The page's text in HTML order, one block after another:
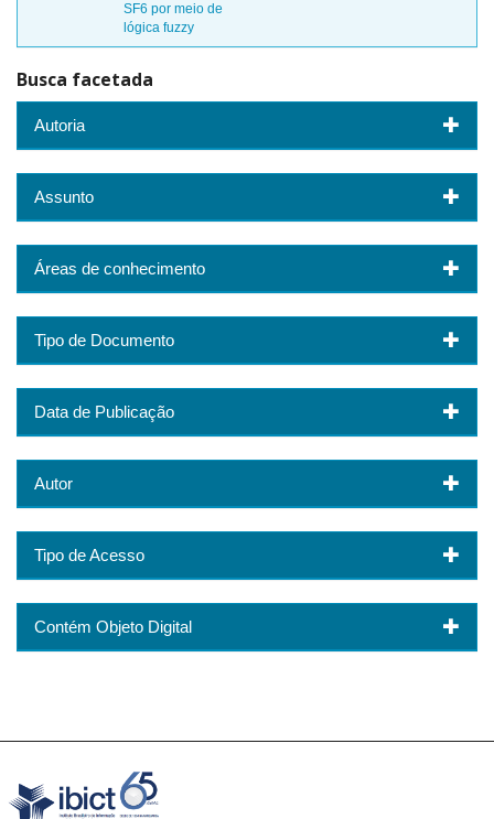
SF6 por meio de
lógica fuzzy
Busca facetada
Autoria
Assunto
Áreas de conhecimento
Tipo de Documento
Data de Publicação
Autor
Tipo de Acesso
Contém Objeto Digital